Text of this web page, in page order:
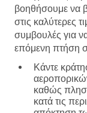
βοηθήσουμε να
στις καλύτερες
συμβουλές για
επόμενη πτήση
Κάντε
καθώς
κατά τις